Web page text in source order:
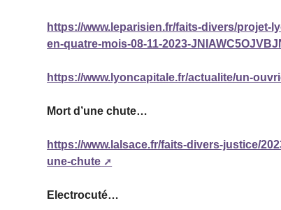
https://www.leparisien.fr/faits-divers/projet-
en-quatre-mois-08-11-2023-
https://www.lyoncapitale.fr/actualite/un-
Mort d’une chute…
https://www.lalsace.fr/faits-divers-justice/
une-chute
Electrocuté…